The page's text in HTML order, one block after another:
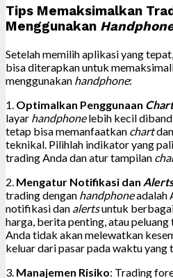
Tips Memaksimalkan
Menggunakan
Setelah memilih aplikasi yang
bisa diterapkan untuk
menggunakan handphone:
1. Optimalkan Penggunaan Chart
layar handphonelebih kecil
tetap bisa memanfaatkan chart
teknikal. Pilihlah indikator yang
trading Anda dan atur tampilan
2. Mengatur Notifikasi dan Alerts
trading dengan handphoneadalah
notifikasi dan alertsuntuk
harga, berita penting, atau
Anda tidak akan melewatkan
keluar dari pasar pada waktu yang
3. Manajemen Risiko: Trading